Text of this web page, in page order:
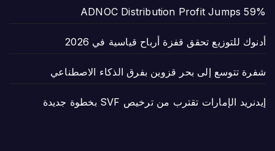
ADNOC Distribution Profit Jumps 59%
أدنوك للتوزيع تحقق قفزة أرباح قياسية في 2026
شفرة تتوسع إلى بحر قزوين بفرق الذكاء الاصطناعي
إيدنريد الإمارات تقترب من ترخيص SVF بخطوة جديدة